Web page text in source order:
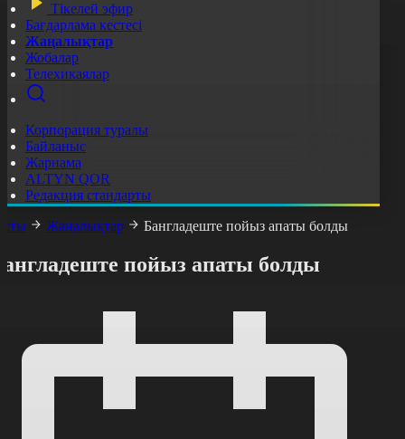
Тікелей эфир
Бағдарлама кестесі
Жаңалықтар
Жобалар
Телехикаялар
Корпорация туралы
Байланыс
Жарнама
ALTYN QOR
Редакция стандарты
Жаңалықтар Бангладеште пойыз апаты болды
пойыз апаты болды